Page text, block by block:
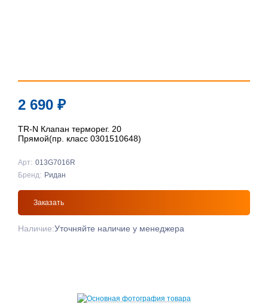
2 690 ₽
TR-N Клапан терморег. 20
Прямой(пр. класс 0301510648)
Арт: 013G7016R
Бренд: Ридан
Заказать
Наличие:Уточняйте наличие у менеджера